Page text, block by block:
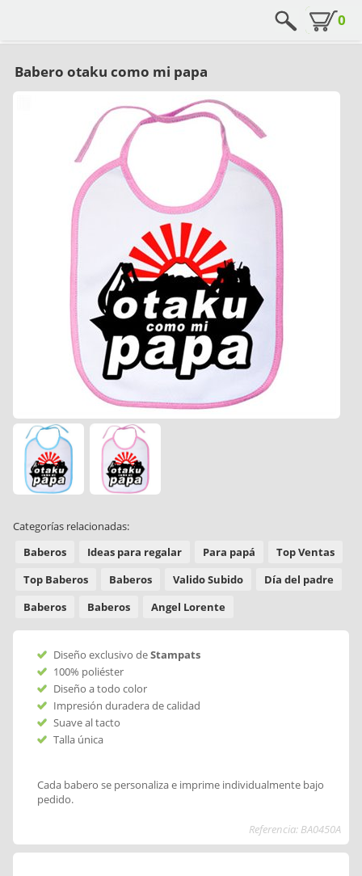
0
Babero otaku como mi papa
Categorías relacionadas:
Baberos
Ideas para regalar Para papá
Top Ventas
Top Baberos
Baberos Valido Subido
Día del padre
Baberos
Baberos Angel Lorente
Diseño exclusivo deStampats
100% poliéster
Diseño a todo color
Impresión duradera de calidad
Suave al tacto
Talla única
Cada babero se personaliza e imprime individualmente bajo
pedido.
Referencia: BA0450A